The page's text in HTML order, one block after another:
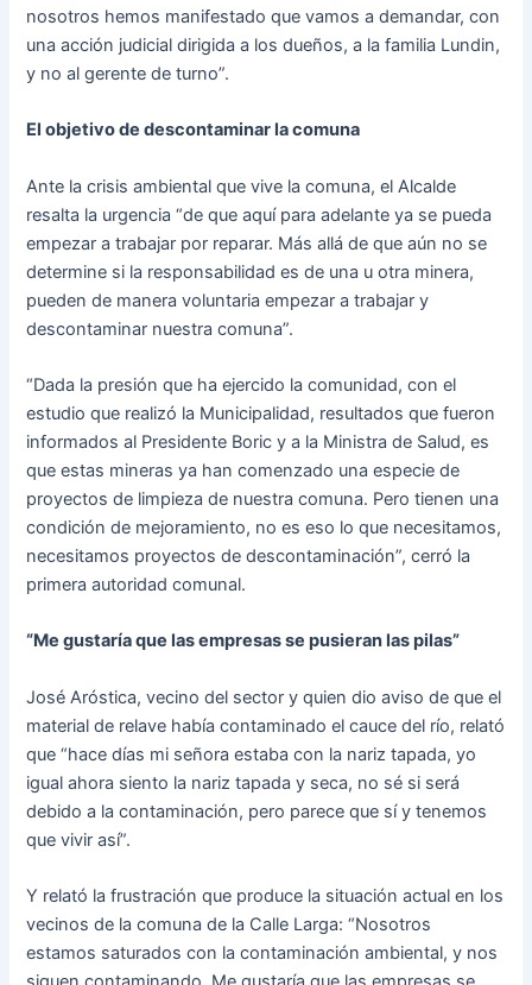
nosotros hemos manifestado que vamos a demandar, con
una acción judicial dirigida a los dueños, a la familia Lundin,
y no al gerente de turno”.
El objetivo de descontaminar la comuna
Ante la crisis ambiental que vive la comuna, el Alcalde
resalta la urgencia “de que aquí para adelante ya se pueda
empezar a trabajar por reparar. Más allá de que aún no se
determine si la responsabilidad es de una u otra minera,
pueden de manera voluntaria empezar a trabajar y
descontaminar nuestra comuna”.
“Dada la presión que ha ejercido la comunidad, con el
estudio que realizó la Municipalidad, resultados que fueron
informados al Presidente Boric y a la Ministra de Salud, es
que estas mineras ya han comenzado una especie de
proyectos de limpieza de nuestra comuna. Pero tienen una
condición de mejoramiento, no es eso lo que necesitamos,
necesitamos proyectos de descontaminación”, cerró la
primera autoridad comunal.
“Me gustaría que las empresas se pusieran las pilas”
José Aróstica, vecino del sector y quien dio aviso de que el
material de relave había contaminado el cauce del río, relató
que “hace días mi señora estaba con la nariz tapada, yo
igual ahora siento la nariz tapada y seca, no sé si será
debido a la contaminación, pero parece que sí y tenemos
que vivir así”.
Y relató la frustración que produce la situación actual en los
vecinos de la comuna de la Calle Larga: “Nosotros
estamos saturados con la contaminación ambiental, y nos